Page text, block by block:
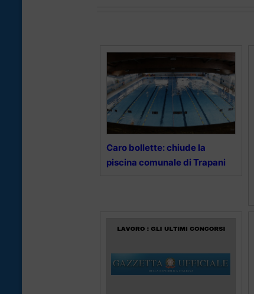
Caro bollette: chiude la
piscina comunale di Trapani